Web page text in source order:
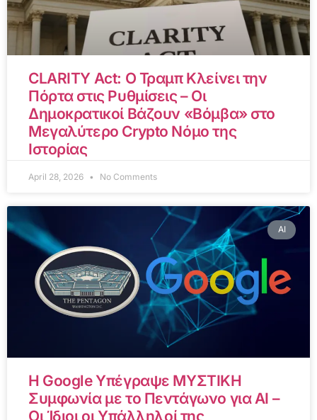
CLARITY Act: Ο Τραμπ Κλείνει την
Πόρτα στις Ρυθμίσεις – Οι
Δημοκρατικοί Βάζουν «Βόμβα» στο
Μεγαλύτερο Crypto Νόμο της
Ιστορίας
April 28, 2026 No Comments
AI
Η Google Υπέγραψε ΜΥΣΤΙΚΗ
Συμφωνία με το Πεντάγωνο για AI –
Οι Ίδιοι οι Υπάλληλοί της